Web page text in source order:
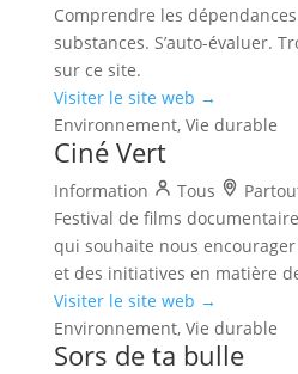
Comprendre les
substances. S’auto-évaluer.
sur ce site.
Visiter le site web →
Environnement, Vie durable
Ciné Vert
Information Tous
Festival de films
qui souhaite nous
et des initiatives en matière
Visiter le site web →
Environnement, Vie durable
Sors de ta bulle